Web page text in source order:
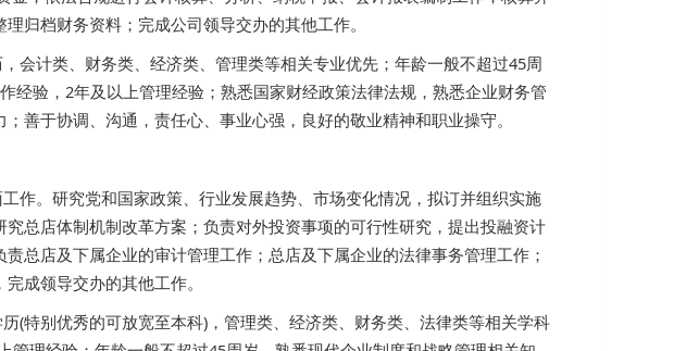
归档财务资料；完成公司领导交办的其他工作。
会计类、财务类、经济类、管理类等相关专业优先；年龄一般不超过45周
经验，2年及以上管理经验；熟悉国家财经政策法律法规，熟悉企业财务管
善于协调、沟通，责任心、事业心强，良好的敬业精神和职业操守。
作。研究党和国家政策、行业发展趋势、市场变化情况，拟订并组织实施
总店体制机制改革方案；负责对外投资事项的可行性研究，提出投融资计
总店及下属企业的审计管理工作；总店及下属企业的法律事务管理工作；
成领导交办的其他工作。
(特别优秀的可放宽至本科)，管理类、经济类、财务类、法律类等相关学科